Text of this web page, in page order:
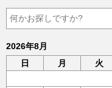
2026年8月
日
月 火